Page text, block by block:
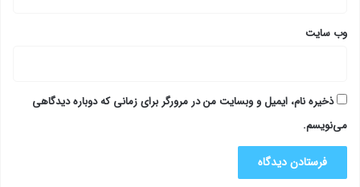
وب‌ سایت
ذخیره نام، ایمیل و وبسایت من در مرورگر برای زمانی که دوباره دیدگاهی
می‌نویسم.